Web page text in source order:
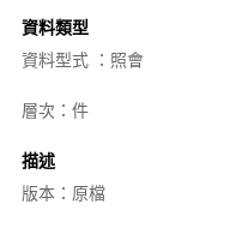
資料類型
資料型式 ：照會
層次：件
描述
版本：原檔